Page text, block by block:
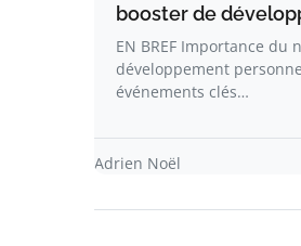
booster de
EN BREF Importance du
développement
événements clés…
Adrien Noël